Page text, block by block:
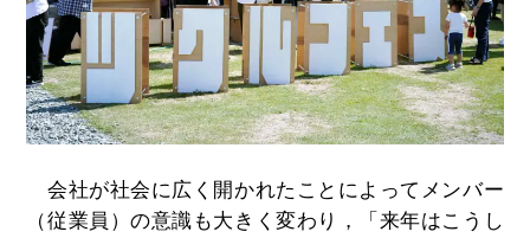
会社が社会に広く開かれたことによってメンバー
（従業員）の意識も大きく変わり，「来年はこうし